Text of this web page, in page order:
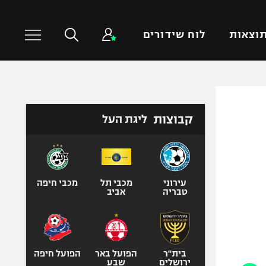
תוצאות לוח שידורים
טניס
כדורעף
ספורט אולימפי
קבוצות ליגת העל
עירוני
טבריה
מכבי תל
אביב
מכבי חיפה
בית"ר
ירושלים
הפועל באר
שבע
הפועל חיפה